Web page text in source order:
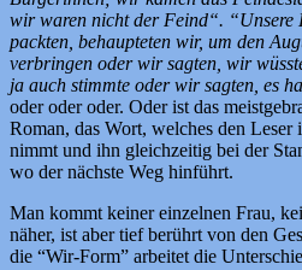
wir waren nicht der Feind“.
packten, behaupteten wir, um den
verbringen oder wir sagten, wir
ja auch stimmte oder wir sagten, es
oder oder oder. Oder ist das
Roman, das Wort, welches den
nimmt und ihn gleichzeitig bei der
wo der nächste Weg hinführt.
Man kommt keiner einzelnen Frau,
näher, ist aber tief berührt von den
die “Wir-Form” arbeitet die